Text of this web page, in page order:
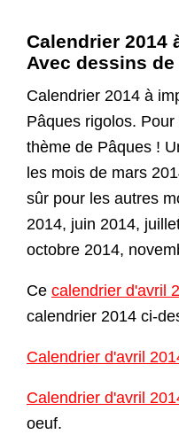
Calendrier 2014
Avec dessins de
Calendrier 2014 à
Pâques rigolos.
thème de Pâques !
les mois de mars
sûr pour les autres
2014, juin 2014,
octobre 2014,
Ce calendrier d'avril
calendrier 2014 ci-
Calendrier d'avril
Calendrier d'avril
oeuf.